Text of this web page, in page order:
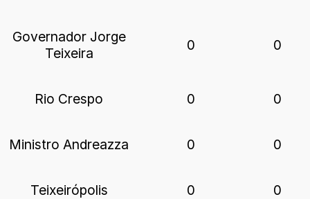
Governador Jorge
Teixeira
0 0
Rio Crespo 0 0
Ministro Andreazza 0 0
Teixeirópolis 0 0